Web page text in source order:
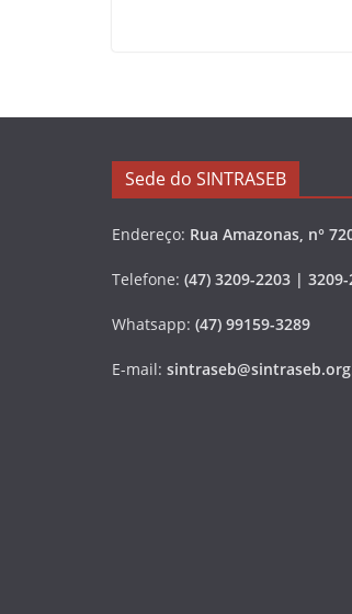
Sede do SINTRASEB
Endereço: Rua Amazonas, n°
Telefone: (47) 3209-2203 |
Whatsapp: (47) 99159-3289
E-mail: